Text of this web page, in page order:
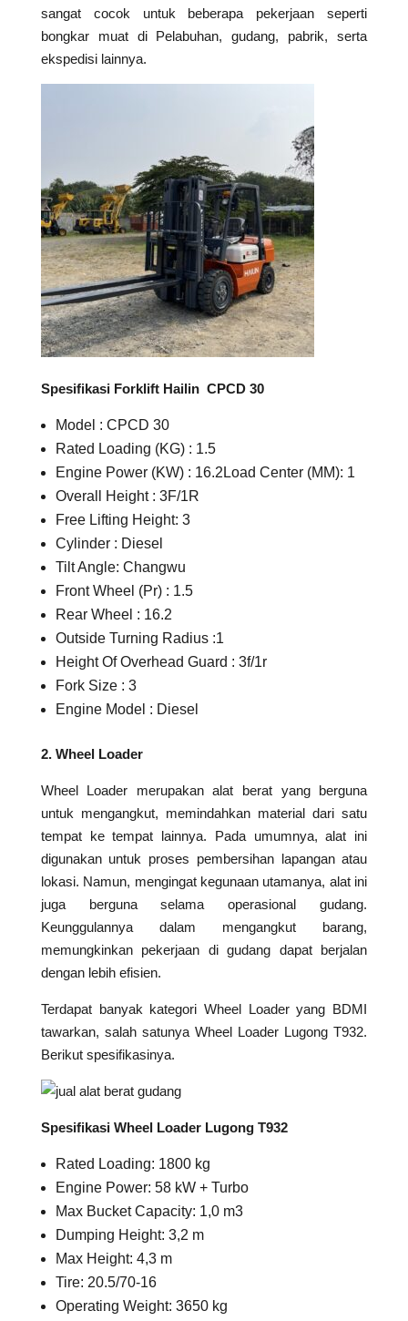
sangat cocok untuk beberapa pekerjaan seperti
bongkar muat di Pelabuhan, gudang, pabrik, serta
ekspedisi lainnya.
Spesifikasi Forklift Hailin CPCD 30
Model : CPCD 30
Rated Loading (KG) : 1.5
Engine Power (KW) : 16.2Load Center (MM): 1
Overall Height : 3F/1R
Free Lifting Height: 3
Cylinder : Diesel
Tilt Angle: Changwu
Front Wheel (Pr) : 1.5
Rear Wheel : 16.2
Outside Turning Radius :1
Height Of Overhead Guard : 3f/1r
Fork Size : 3
Engine Model : Diesel
2. Wheel Loader
Wheel Loader merupakan alat berat yang berguna
untuk mengangkut, memindahkan material dari satu
tempat ke tempat lainnya. Pada umumnya, alat ini
digunakan untuk proses pembersihan lapangan atau
lokasi. Namun, mengingat kegunaan utamanya, alat ini
juga berguna selama operasional gudang.
Keunggulannya dalam mengangkut barang,
memungkinkan pekerjaan di gudang dapat berjalan
dengan lebih efisien.
Terdapat banyak kategori Wheel Loader yang BDMI
tawarkan, salah satunya Wheel Loader Lugong T932.
Berikut spesifikasinya.
Spesifikasi Wheel Loader Lugong T932
Rated Loading: 1800 kg
Engine Power: 58 kW + Turbo
Max Bucket Capacity: 1,0 m3
Dumping Height: 3,2 m
Max Height: 4,3 m
Tire: 20.5/70-16
Operating Weight: 3650 kg